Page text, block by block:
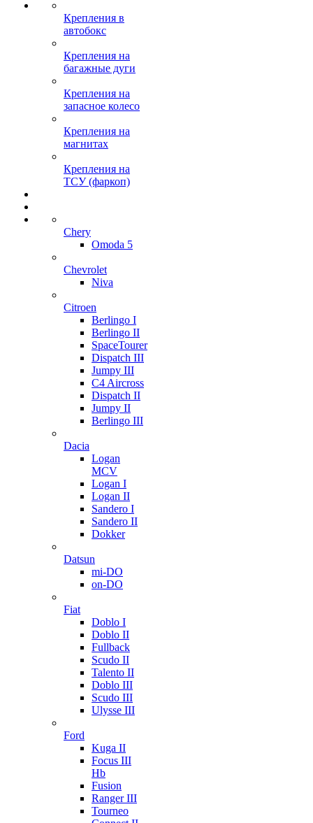
Крепления в
автобокс
Крепления на
багажные дуги
Крепления на
запасное колесо
Крепления на
магнитах
Крепления на
ТСУ (фаркоп)
Chery
Omoda 5
Chevrolet
Niva
Citroen
Berlingo I
Berlingo II
SpaceTourer
Dispatch III
Jumpy III
C4 Aircross
Dispatch II
Jumpy II
Berlingo III
Dacia
Logan
MCV
Logan I
Logan II
Sandero I
Sandero II
Dokker
Datsun
mi-DO
on-DO
Fiat
Doblo I
Doblo II
Fullback
Scudo II
Talento II
Doblo III
Scudo III
Ulysse III
Ford
Kuga II
Focus III
Hb
Fusion
Ranger III
Tourneo